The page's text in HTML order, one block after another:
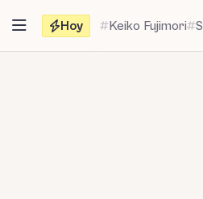
contenido
Hoy Keiko Fujimori